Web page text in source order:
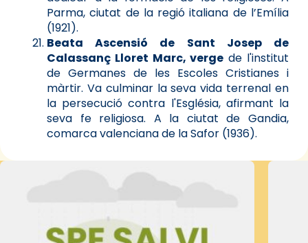
Parma, ciutat de la regió italiana de l’Emília
(1921).
Beata Ascensió de Sant Josep de
Calassanç Lloret Marc, verge de l'institut
de Germanes de les Escoles Cristianes i
màrtir. Va culminar la seva vida terrenal en
la persecució contra l'Església, afirmant la
seva fe religiosa. A la ciutat de Gandia,
comarca valenciana de la Safor (1936).